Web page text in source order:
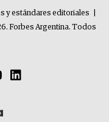
y estándares editoriales
Forbes Argentina. Todos